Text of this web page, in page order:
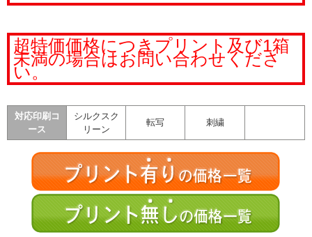
超特価価格につきプリント及び1箱
未満の場合はお問い合わせくださ
い。
対応印刷コ
ース
シルクスク
リーン
転写 刺繍